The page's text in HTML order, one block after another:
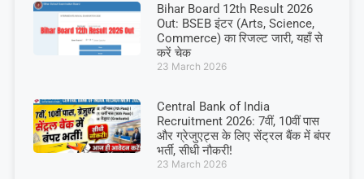
Bihar Board 12th Result 2026
Out: BSEB इंटर (Arts, Science,
Commerce) का रिजल्ट जारी, यहाँ से
करें चेक
23 March 2026
Central Bank of India
Recruitment 2026: 7वीं, 10वीं पास
और ग्रेजुएट्स के लिए सेंट्रल बैंक में बंपर
भर्ती, सीधी नौकरी!
23 March 2026